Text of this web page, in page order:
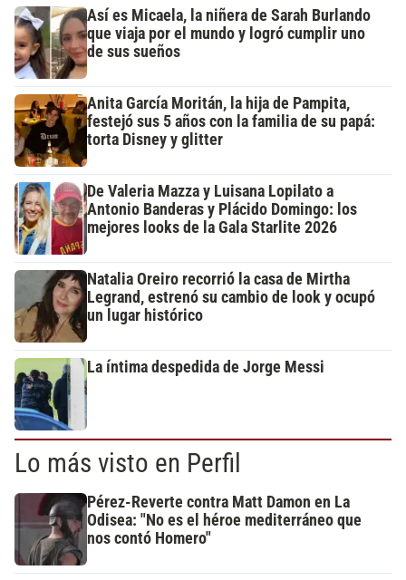
Así es Micaela, la niñera de Sarah Burlando
que viaja por el mundo y logró cumplir uno
de sus sueños
Anita García Moritán, la hija de Pampita,
festejó sus 5 años con la familia de su papá:
torta Disney y glitter
De Valeria Mazza y Luisana Lopilato a
Antonio Banderas y Plácido Domingo: los
mejores looks de la Gala Starlite 2026
Natalia Oreiro recorrió la casa de Mirtha
Legrand, estrenó su cambio de look y ocupó
un lugar histórico
La íntima despedida de Jorge Messi
Lo más visto en Perfil
Pérez-Reverte contra Matt Damon en La
Odisea: "No es el héroe mediterráneo que
nos contó Homero"